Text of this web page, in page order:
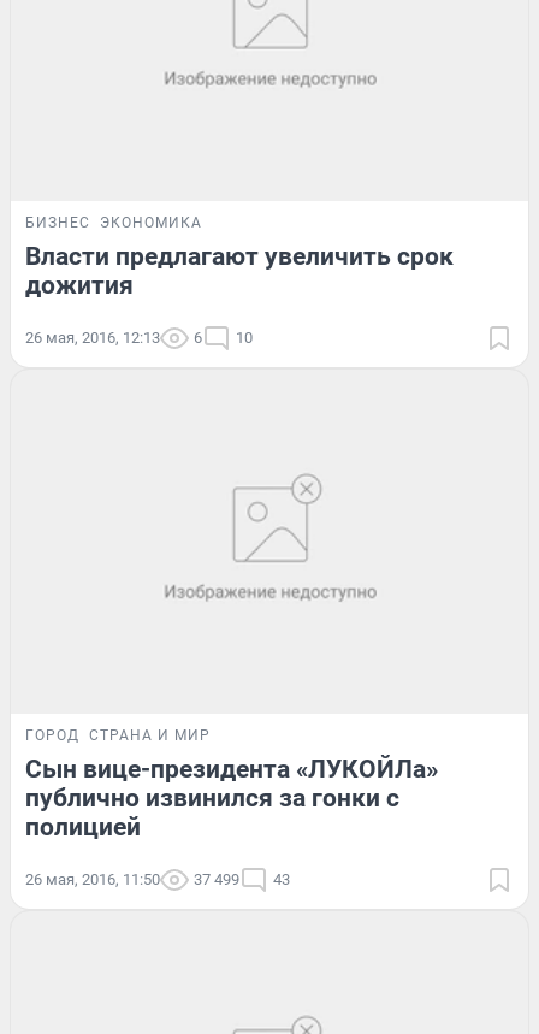
БИЗНЕС ЭКОНОМИКА
Власти предлагают увеличить срок
дожития
26 мая, 2016, 12:13 6 10
ГОРОД СТРАНА И МИР
Сын вице-президента «ЛУКОЙЛа»
публично извинился за гонки с
полицией
26 мая, 2016, 11:50 37 499 43